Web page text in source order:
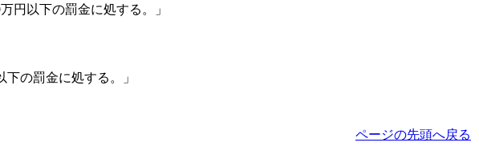
円以下の罰金に処する。」
の罰金に処する。」
ページの先頭へ戻る